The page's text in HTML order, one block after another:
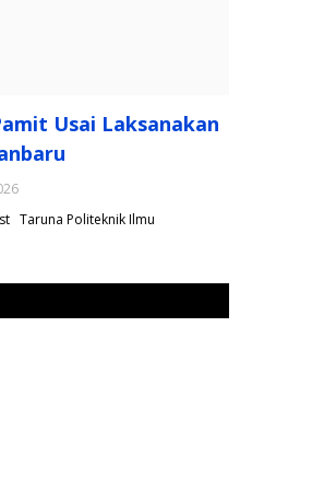
Usai Laksanakan
Taruna Politeknik Ilmu